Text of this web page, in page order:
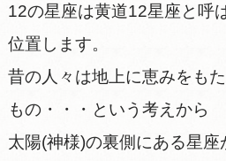
12の星座は黄道12星座と呼
位置します。
昔の人々は地上に恵みをも
もの・・・という考えから
太陽(神様)の裏側にある星座